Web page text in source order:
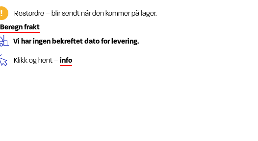
Restordre – blir sendt når den kommer på lager.
Beregn frakt
Vi har ingen bekreftet dato for levering.
Klikk og hent –info